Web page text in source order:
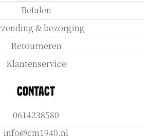
Betalen
& bezorging
Retourneren
Klantenservice
Contact
0614238580
info@cm1940.nl